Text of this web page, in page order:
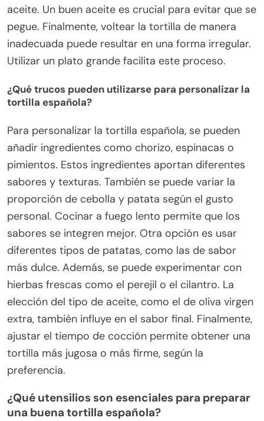
aceite. Un buen aceite es crucial para evitar que se
pegue. Finalmente, voltear la tortilla de manera
inadecuada puede resultar en una forma irregular.
Utilizar un plato grande facilita este proceso.
¿Qué trucos pueden utilizarse para personalizar la
tortilla española?
Para personalizar la tortilla española, se pueden
añadir ingredientes como chorizo, espinacas o
pimientos. Estos ingredientes aportan diferentes
sabores y texturas. También se puede variar la
proporción de cebolla y patata según el gusto
personal. Cocinar a fuego lento permite que los
sabores se integren mejor. Otra opción es usar
diferentes tipos de patatas, como las de sabor
más dulce. Además, se puede experimentar con
hierbas frescas como el perejil o el cilantro. La
elección del tipo de aceite, como el de oliva virgen
extra, también influye en el sabor final. Finalmente,
ajustar el tiempo de cocción permite obtener una
tortilla más jugosa o más firme, según la
preferencia.
¿Qué utensilios son esenciales para preparar
una buena tortilla española?